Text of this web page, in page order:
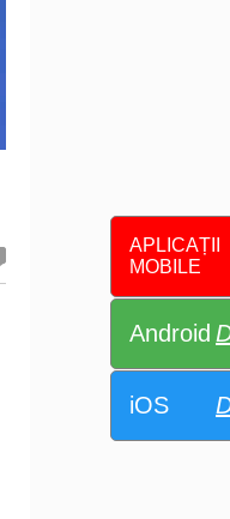
APLICAȚII
MOBILE
Android
iOS